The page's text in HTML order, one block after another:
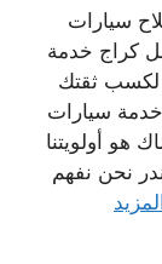
سيارات
كراج خدمة
لكسب ثقتك
سيارات
​​هو أولويتنا
نحن نفهم